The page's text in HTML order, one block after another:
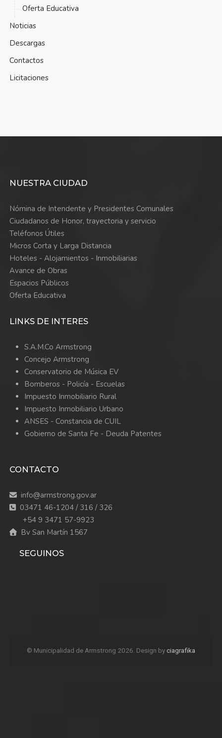
Oferta Educativa
Noticias
Descargas
Contactos
Licitaciones
NUESTRA CIUDAD
Nómina de Intendente y Presidentes Comunales
Ciudadanos de Honor, trayectoria y servicio
Teléfonos Útiles
Micros Corta y Larga Distancia
Hoteles - Alojamientos - Inmobiliarias
Avance de Obras
Espacios Públicos
Oferta Educativa
LINKS DE INTERES
S.A.M.Co Armstrong
Concejo Armstrong
Conservatorio de Música EV
Bomberos - Policía - Escuelas
Impuesto Inmobiliario Rural
Impuesto Inmobiliario Urbano
ANSES - Constancia de CUIL
Gobierno de Santa Fe - Deuda Patentes
CONTACTO
info@armstrong.gov.ar
03471 46-1204 / 316 / 326
+54 9 3471 57-9923
Bv San Martín 1567
SEGUINOS
© Municipalidad de Armstrong 2026. Design byciagrafika